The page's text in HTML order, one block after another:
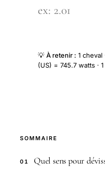
💡 À retenir : 1 cheval
(US) = 745.7 watts ·
SOMMAIRE
01 Quel sens pour